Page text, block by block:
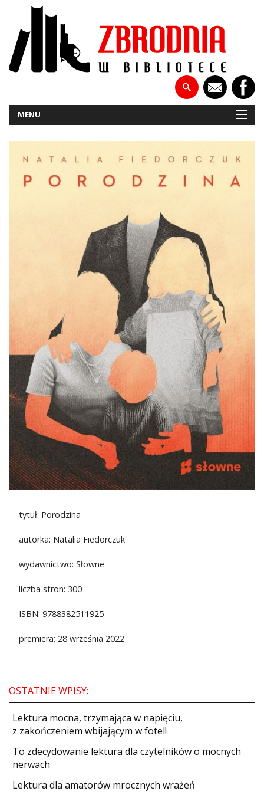
MENU
NOWOŚCI
DO CZYTANIA
KONTAKT
tytuł: Porodzina
autorka: Natalia Fiedorczuk
wydawnictwo: Słowne
liczba stron: 300
ISBN: 9788382511925
premiera: 28 września 2022
OSTATNIE WPISY:
​Lektura mocna, trzymająca w napięciu,
z zakończeniem wbijającym w fotel!
​To zdecydowanie lektura dla czytelników o mocnych
nerwach
Lektura dla amatorów mrocznych wrażeń